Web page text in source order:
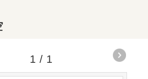
1 / 1